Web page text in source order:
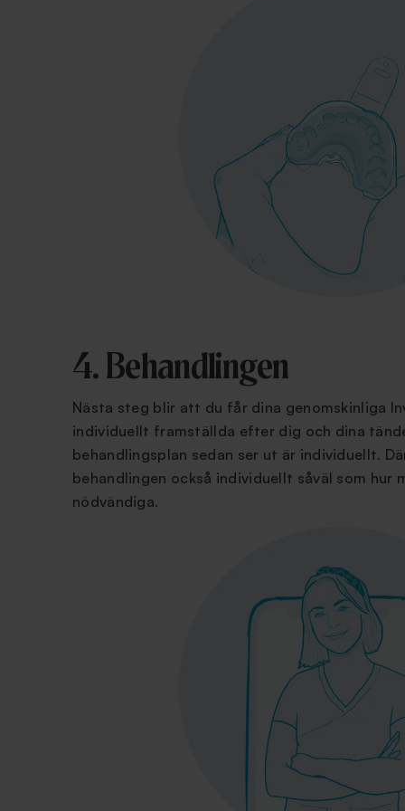
4. Behandlingen
Nästa steg blir att du får dina genomskinliga
individuellt framställda efter dig och dina
behandlingsplan sedan ser ut är individuellt.
behandlingen också individuellt såväl som hur
nödvändiga.